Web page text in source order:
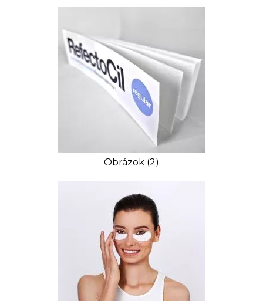
Obrázok (2)